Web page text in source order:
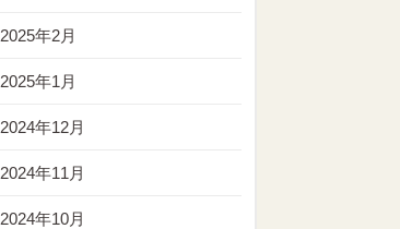
2025年2月
2025年1月
2024年12月
2024年11月
2024年10月